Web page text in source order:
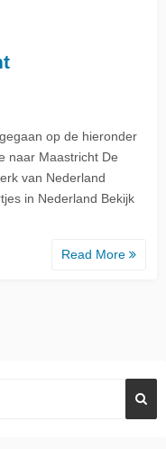
op de hieronder
naar Maastricht De
van Nederland
in Nederland Bekijk
Read More